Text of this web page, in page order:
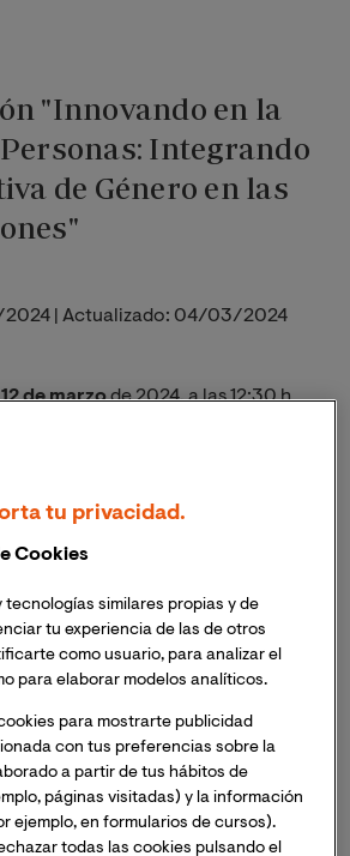
"Innovando en la
Integrando
de Género en las
Actualizado: 04/03/2024
12 de marzode 2024, a las 12:30 h
Perú o Ecuador)
"Innovando en la Gestión de
la Perspectiva de Género en las
necesaria. Recibirás el
en las organizaciones, busca
mujeres como hombres tengan las
los mismos derechos, el mismo
responsabilidades. A pesar de que, a
ha habido avances en cuanto a la
en el ámbito empresarial, todavía
cambios por realizar.
tu privacidad.
Cookies
tecnologías similares propias y de
tu experiencia de las de otros
como usuario, para analizar el
para elaborar modelos analíticos.
para mostrarte publicidad
con tus preferencias sobre la
a partir de tus hábitos de
páginas visitadas) y la información
ejemplo, en formularios de cursos).
todas las cookies pulsando el